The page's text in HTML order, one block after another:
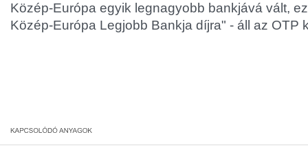
Közép-Európa egyik legnagyobb bankjává vált,
Közép-Európa Legjobb Bankja díjra" - áll az OTP